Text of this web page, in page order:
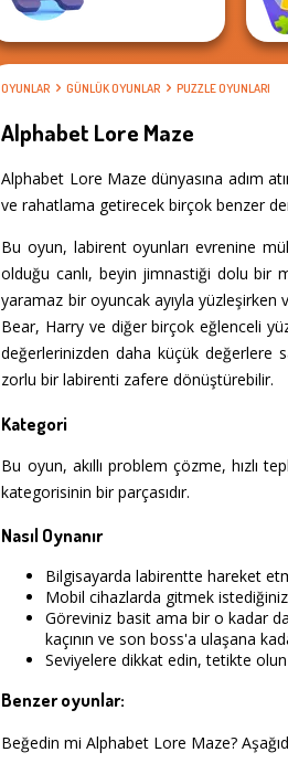
OYUNLAR GÜNLÜK OYUNLAR PUZZLE OYUNLARI
Alphabet Lore Maze
Alphabet Lore Maze dünyasına adım
ve rahatlama getirecek birçok benzer
Bu oyun, labirent oyunları evrenine
olduğu canlı, beyin jimnastiği dolu bir
yaramaz bir oyuncak ayıyla yüzleşirken
Bear, Harry ve diğer birçok eğlenceli
değerlerinizden daha küçük değerlere
zorlu bir labirenti zafere dönüştürebilir.
Kategori
Bu oyun, akıllı problem çözme, hızlı
kategorisinin bir parçasıdır.
Nasıl Oynanır
Bilgisayarda labirentte hareket
Mobil cihazlarda gitmek istediğiniz
Göreviniz basit ama bir o kadar
kaçının ve son boss'a ulaşana
Seviyelere dikkat edin, tetikte
Benzer oyunlar:
Beğedin mi Alphabet Lore Maze?